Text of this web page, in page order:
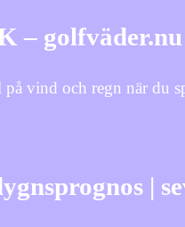
– golfväder.nu
vind och regn när du
|